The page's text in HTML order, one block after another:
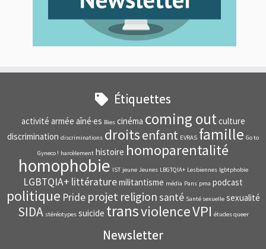
Étiquettes
activité armée aîné·es Bies cinéma coming outculture
discrimination discriminations droitsenfant EVRAS famille Go to
Gyneco ! harcèlement histoire homoparentalité
homophobie IST jeune Jeunes LBGTQIA+ Lesbiennes lgbtphobie
LGBTQIA+ littératuremilitantisme média Pans pma podcast
politique Pride projet religionsanté Santé sexuelle sexualité
SIDA stéréotypes suicide transviolenceVPI études queer
Newsletter